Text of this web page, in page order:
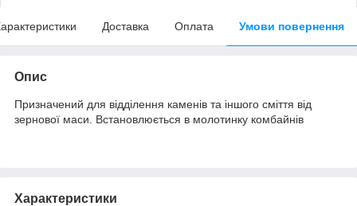
Доставка Оплата Умови повернення
Опис
Призначений для відділення каменів та іншого сміття від
зернової маси. Встановлюється в молотинку комбайнів
Характеристики